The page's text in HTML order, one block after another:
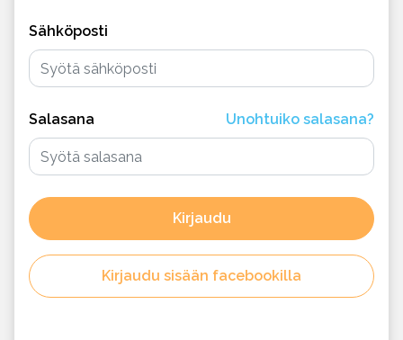
Sähköposti
Salasana Unohtuiko salasana?
Kirjaudu
Kirjaudu sisään facebookilla